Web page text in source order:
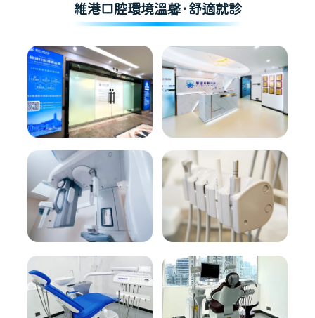
維港口腔環境溫馨·舒適就診